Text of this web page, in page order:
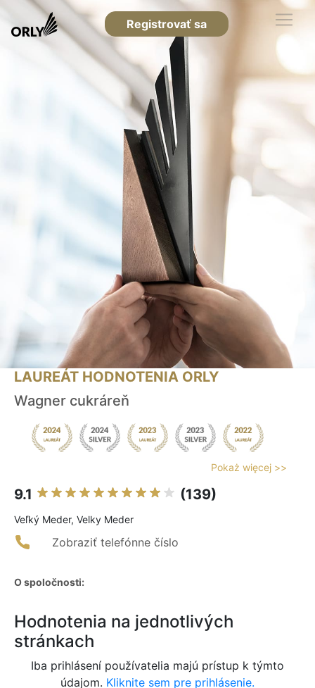
Registrovať sa
LAUREÁT HODNOTENIA ORLY
Wagner cukráreň
Pokaż więcej >>
9.1 (139)
Veľký Meder, Velky Meder
Zobraziť telefónne číslo
O spoločnosti:
Hodnotenia na jednotlivých
stránkach
Iba prihlásení používatelia majú prístup k týmto
údajom. Kliknite sem pre prihlásenie.